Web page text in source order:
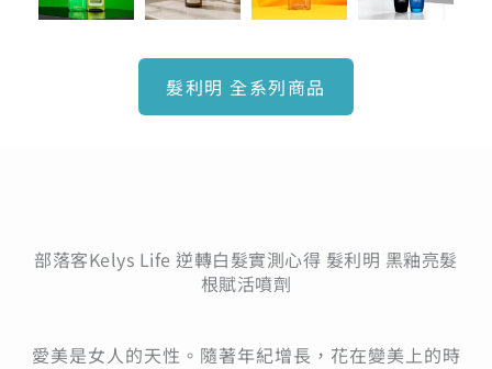
髮利明 全系列商品
部落客Kelys Life 逆轉白髮實測心得 髮利明 黑釉亮髮
根賦活噴劑
愛美是女人的天性。隨著年紀增長，花在變美上的時